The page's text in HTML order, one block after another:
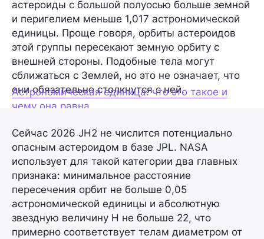
астероиды с большой полуосью больше земной
и перигелием меньше 1,017 астрономической
единицы. Проще говоря, орбиты астероидов
этой группы пересекают земную орбиту с
внешней стороны. Подобные тела могут
сближаться с Землей, но это не означает, что
они обязательно столкнутся с ней.
Астрономическая единица: что это такое и
чему она равна
Сейчас 2026 JH2 не числится потенциально
опасным астероидом в базе JPL. NASA
использует для такой категории два главных
признака: минимальное расстояние
пересечения орбит не больше 0,05
астрономической единицы и абсолютную
звездную величину H не больше 22, что
примерно соответствует телам диаметром от